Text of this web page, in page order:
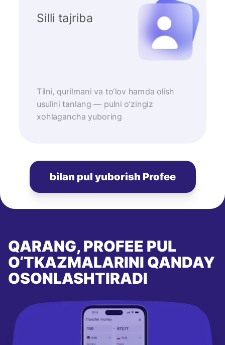
Silli tajriba
Tilni, qurilmani va to‘lov hamda olish
usulini tanlang — pulni o‘zingiz
xohlagancha yuboring
bilan pul yuborish Profee
QARANG, PROFEE PUL
O‘TKAZMALARINI QANDAY
OSONLASHTIRADI